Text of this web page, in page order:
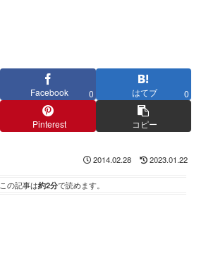
Facebook 0 はてブ 0
Pinterest コピー
2014.02.28 2023.01.22
この記事は約2分で読めます。